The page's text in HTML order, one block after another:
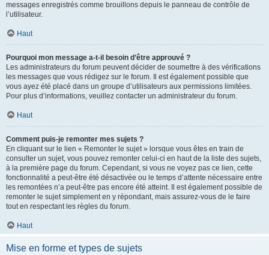
messages enregistrés comme brouillons depuis le panneau de contrôle de
l’utilisateur.
Haut
Pourquoi mon message a-t-il besoin d’être approuvé ?
Les administrateurs du forum peuvent décider de soumettre à des vérifications
les messages que vous rédigez sur le forum. Il est également possible que
vous ayez été placé dans un groupe d’utilisateurs aux permissions limitées.
Pour plus d’informations, veuillez contacter un administrateur du forum.
Haut
Comment puis-je remonter mes sujets ?
En cliquant sur le lien « Remonter le sujet » lorsque vous êtes en train de
consulter un sujet, vous pouvez remonter celui-ci en haut de la liste des sujets,
à la première page du forum. Cependant, si vous ne voyez pas ce lien, cette
fonctionnalité a peut-être été désactivée ou le temps d’attente nécessaire entre
les remontées n’a peut-être pas encore été atteint. Il est également possible de
remonter le sujet simplement en y répondant, mais assurez-vous de le faire
tout en respectant les règles du forum.
Haut
Mise en forme et types de sujets